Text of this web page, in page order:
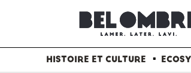
HISTOIRE ET CULTURE